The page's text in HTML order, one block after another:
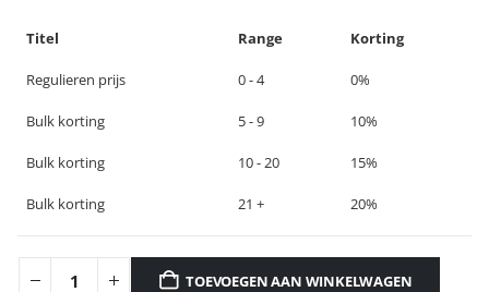
Titel Range Korting
Regulieren prijs 0 - 4 0%
Bulk korting 5 - 9 10%
Bulk korting 10 - 20 15%
Bulk korting 21 + 20%
TOEVOEGEN AAN WINKELWAGEN